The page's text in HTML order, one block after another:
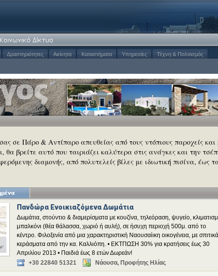
Δραστηριότητες Ακίνητα Καταστήματα Υπηρεσίες Τέχνη & Πολιτισμός
σε Πάρο & Αντίπαρο απευθείας από τους ντόπιους παροχείς και
θα βρείτε αυτό που ταιριάζει καλύτερα στις ανάγκες και την
διαμονής, από πολυτελείς βίλες με ιδιωτική πισίνα, έως
Πανδώρα Ενοικιαζόμενα Δωμάτια
Δωμάτια, στούντιο & διαμερίσματα με κουζίνα, τηλεόραση, ψυγείο,
μπαλκόνι (θέα θάλασσα, χωριό ή αυλή), σε ήσυχη περιοχή 500μ. από το
κέντρο. Φιλοξενία από μια χαρακτηριστική Ναουσαίικη οικογένεια, με σπιτικά
κεράσματα από την κα. Καλλιόπη. • ΕΚΤΠΩΣΗ 30% για κρατήσεις έως 30
Απριλίου 2013 • Παιδιά έως 8 ετών Δωρεάν!
+30 22840 51321
Νάουσα, Προφήτης Ηλίας